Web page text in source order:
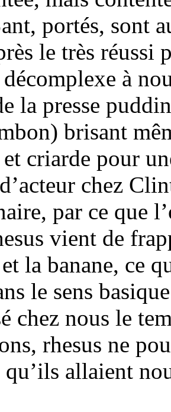
portés, sont
le très réussi
décomplexe à
la presse
brisant
criarde pour
chez
par ce que
vient de
la banane, ce
le sens
chez nous le
rhesus ne
allaient